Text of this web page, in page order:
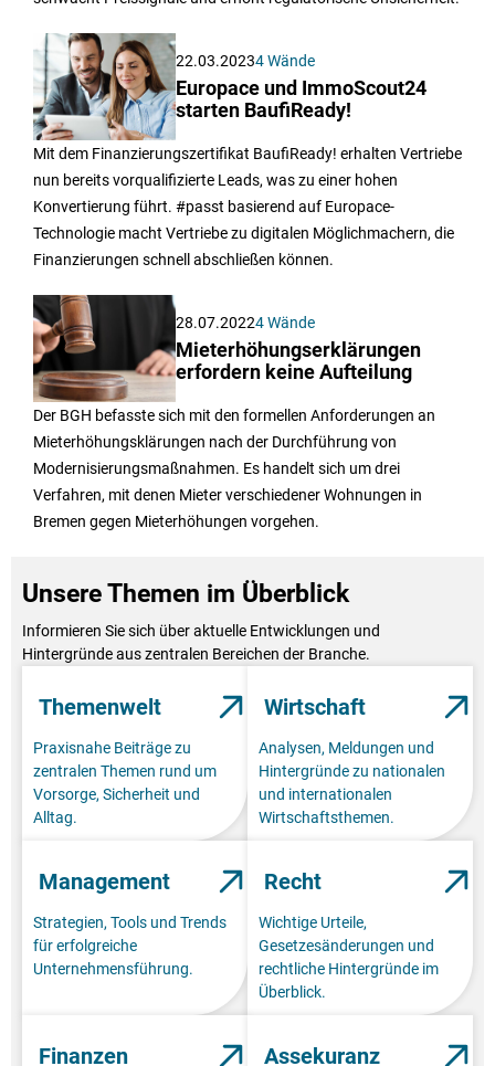
22.03.2023 4 Wände
Europace und ImmoScout24
starten BaufiReady!
Mit dem Finanzierungszertifikat BaufiReady! erhalten Vertriebe
nun bereits vorqualifizierte Leads, was zu einer hohen
Konvertierung führt. #passt basierend auf Europace-
Technologie macht Vertriebe zu digitalen Möglichmachern, die
28.07.20224 Wände
Mieterhöhungserklärungen
erfordern keine Aufteilung
Der BGH befasste sich mit den formellen Anforderungen an
Mieterhöhungsklärungen nach der Durchführung von
Modernisierungsmaßnahmen. Es handelt sich um drei
Verfahren, mit denen Mieter verschiedener Wohnungen in
Unsere Themen im Überblick
Informieren Sie sich über aktuelle Entwicklungen und
Hintergründe aus zentralen Bereichen der Branche.
Themenwelt
Praxisnahe Beiträge zu
zentralen Themen rund um
Vorsorge, Sicherheit und
Wirtschaft
Analysen, Meldungen und
Hintergründe zu nationalen
und internationalen
Management
Strategien, Tools und Trends
für erfolgreiche
Recht
Wichtige Urteile,
Gesetzesänderungen und
rechtliche Hintergründe im